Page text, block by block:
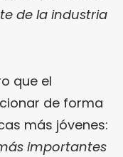
de la industria
que el
de forma
más jóvenes:
importantes